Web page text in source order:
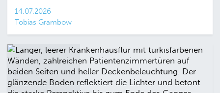
14.07.2026
Tobias Grambow